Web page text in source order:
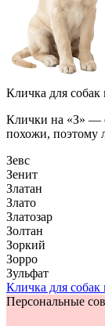
Кличка для собак
Клички на «З» —
похожи, поэтому
Зевс
Зенит
Златан
Злато
Златозар
Золтан
Зоркий
Зорро
Зульфат
Кличка для
Персональные